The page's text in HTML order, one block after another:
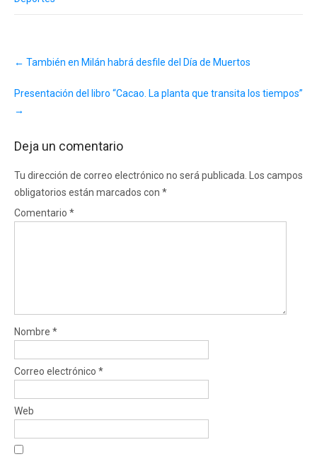
navigation
← También en Milán habrá desfile del Día de Muertos
Presentación del libro “Cacao. La planta que transita los tiempos”
→
Deja un comentario
Tu dirección de correo electrónico no será publicada.
Los campos
obligatorios están marcados con *
Comentario *
Nombre *
Correo electrónico *
Web